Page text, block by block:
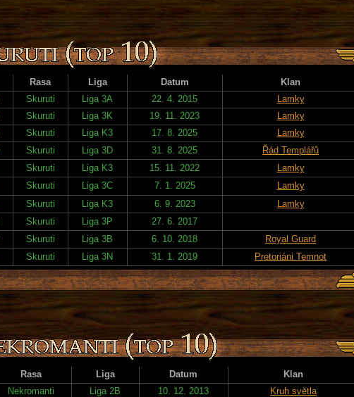
Rasa Liga Datum
Klan
Skuruti Liga 3A 22. 4. 2015
Lamky
Skuruti Liga 3K 19. 11. 2023
Lamky
Skuruti Liga K3 17. 8. 2025
Lamky
Skuruti Liga 3D 31. 8. 2025
Řád Templářů
Skuruti Liga K3 15. 11. 2022
Lamky
Skuruti Liga 3C 7. 1. 2025
Lamky
Skuruti Liga K3 6. 9. 2023
Lamky
Skuruti Liga 3P
27. 6. 2017
Skuruti Liga 3B 6. 10. 2018
Royal Guard
Skuruti Liga 3N 31. 1. 2019 Pretoriáni Temnot
Rasa Liga Datum
Klan
Nekromanti Liga 2B 10. 12. 2013
Kruh světla